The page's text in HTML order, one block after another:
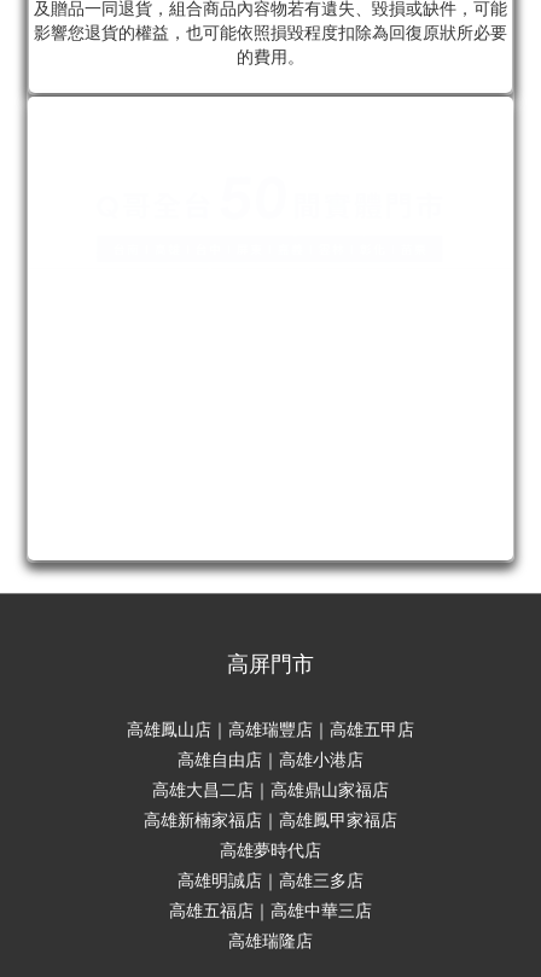
及贈品一同退貨，組合商品內容物若有遺失、毀損或缺件，可能
影響您退貨的權益，也可能依照損毀程度扣除為回復原狀所必要
的費用。